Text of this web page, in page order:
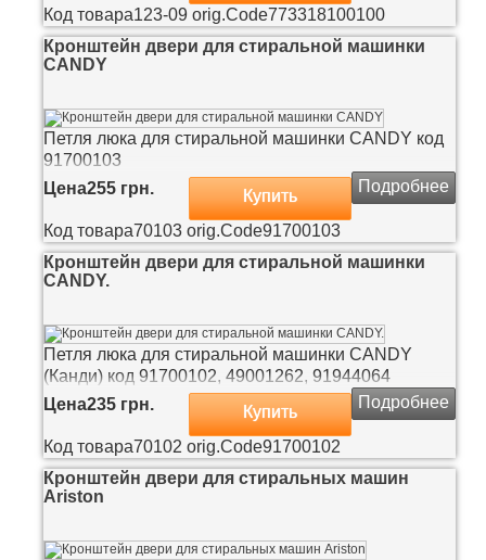
Код товара123-09 orig.Code773318100100
Кронштейн двери для стиральной машинки
CANDY
Петля люка для стиральной машинки CANDY код
91700103
Цена255 грн. Подробнее
Купить
Код товара70103 orig.Code91700103
Кронштейн двери для стиральной машинки
CANDY.
Петля люка для стиральной машинки CANDY
(Канди) код 91700102, 49001262, 91944064
Цена235 грн. Подробнее
Купить
Код товара70102 orig.Code91700102
Кронштейн двери для стиральных машин
Ariston